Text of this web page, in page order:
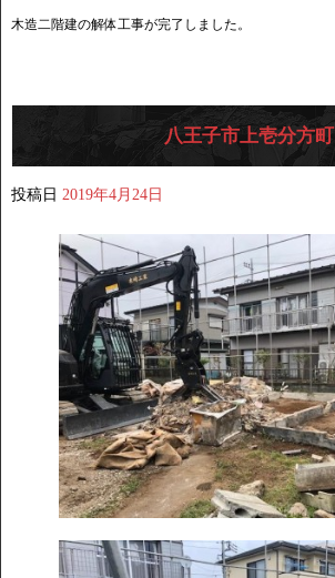
木造二階建の解体工事が完了しました。
八王子市上壱分方町
投稿日 2019年4月24日